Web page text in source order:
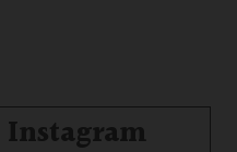
Instagram